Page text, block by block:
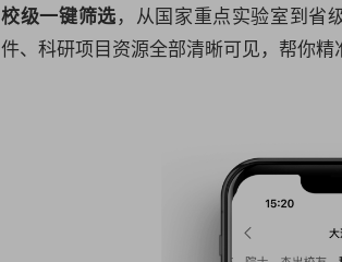
校级一键筛选，从国家重点实验室到省
件、 科研项目资源全部清晰可见，帮你精